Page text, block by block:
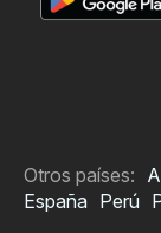
Otros países:
España Perú